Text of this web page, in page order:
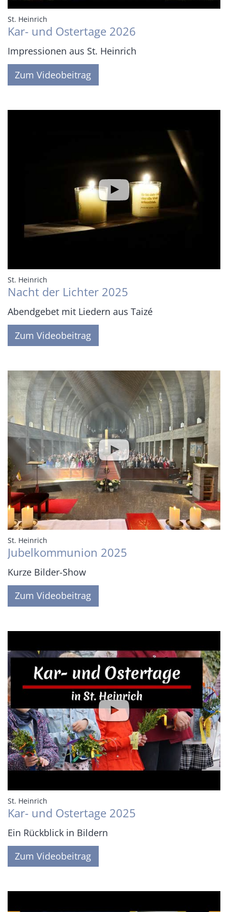
St. Heinrich
Kar- und Ostertage 2026
Impressionen aus St. Heinrich
Zum Videobeitrag
St. Heinrich
Nacht der Lichter 2025
Abendgebet mit Liedern aus Taizé
Zum Videobeitrag
St. Heinrich
Jubelkommunion 2025
Kurze Bilder-Show
Zum Videobeitrag
St. Heinrich
Kar- und Ostertage 2025
Ein Rückblick in Bildern
Zum Videobeitrag